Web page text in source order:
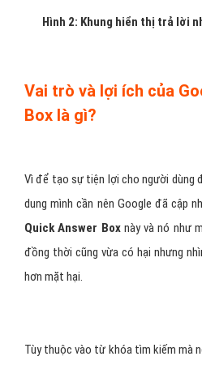
Hình 2: Khung hiển thị trả lời
Vai trò và lợi ích của
Box là gì?
Vì để tạo sự tiện lợi cho người dùng
dung mình cần nên Google đã cập
Quick Answer Boxnày và nó như
đồng thời cũng vừa có hại nhưng
hơn mặt hại.
Tùy thuộc vào từ khóa tìm kiếm mà